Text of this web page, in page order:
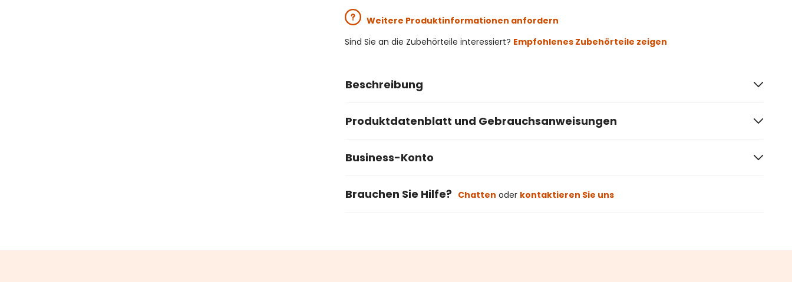
Weitere Produktinformationen anfordern
Sind Sie an die Zubehörteile interessiert? Empfohlenes Zubehörteile zeigen
Beschreibung
Produktdatenblatt und Gebrauchsanweisungen
Business-Konto
Brauchen Sie Hilfe? Chatten oder kontaktieren Sie uns